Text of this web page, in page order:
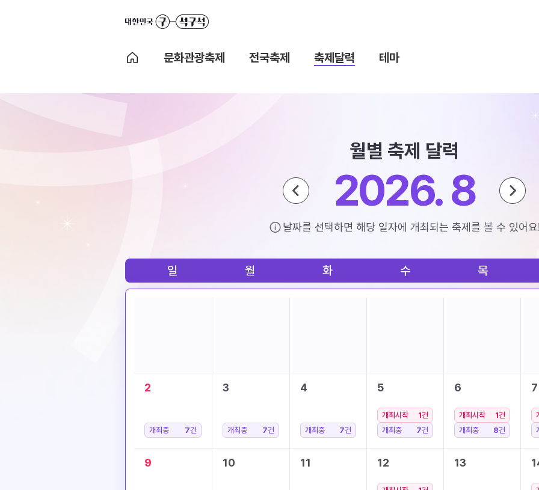
문화관광축제 전국축제 축제달력 테마
월별 축제 달력
2026. 8
날짜를 선택하면 해당 일자에 개최되는 축제를 볼 수 있어
일 월 화 수 목
2
개최중 7건
3
개최중 7건
4
개최중 7건
5
개최시작 1건
개최중
7건
6
개최시작 1건
개최중
8건
7
9 10 11 12 13